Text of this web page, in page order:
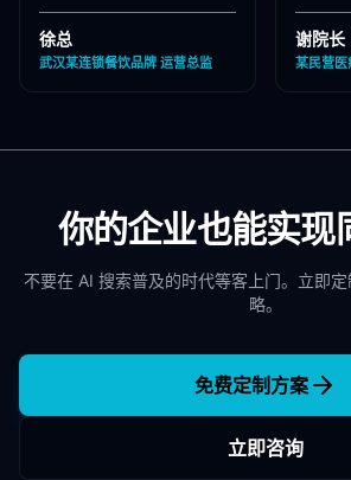
营，效果更好！"
徐总
武汉某连锁餐饮品牌 运营总监
行合规
谢院长
某民营医
你的企业也能实现
不要在 AI 搜索普及的时代等客上门。立即
略。
免费定制方案
立即咨询